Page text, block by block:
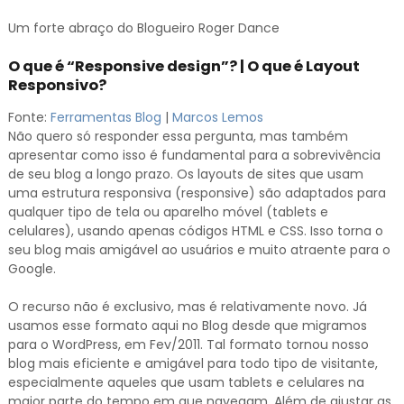
Um forte abraço do Blogueiro Roger Dance
O que é “Responsive design”? | O que é Layout
Responsivo?
Fonte: Ferramentas Blog | Marcos Lemos
Não quero só responder essa pergunta, mas também
apresentar como isso é fundamental para a sobrevivência
de seu blog a longo prazo. Os layouts de sites que usam
uma estrutura responsiva (responsive) são adaptados para
qualquer tipo de tela ou aparelho móvel (tablets e
celulares), usando apenas códigos HTML e CSS. Isso torna o
seu blog mais amigável ao usuários e muito atraente para o
Google.
O recurso não é exclusivo, mas é relativamente novo. Já
usamos esse formato aqui no Blog desde que migramos
para o WordPress, em Fev/2011. Tal formato tornou nosso
blog mais eficiente e amigável para todo tipo de visitante,
especialmente aqueles que usam tablets e celulares na